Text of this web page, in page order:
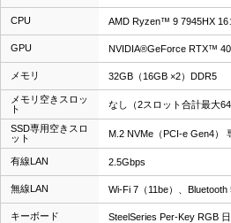
CPU AMD Ryzen™ 9 7945HX 16
GPU NVIDIA®GeForce RTX™
メモリ 32GB（16GB ×2）DDR5
メモリ空きスロッ
ト
なし（2スロット合計最大
SSD専用空きスロ
ット
M.2 NVMe（PCI-e Gen4）
有線LAN 2.5Gbps
無線LAN Wi-Fi 7（11be）、
キーボード SteelSeries Per-Key RGB